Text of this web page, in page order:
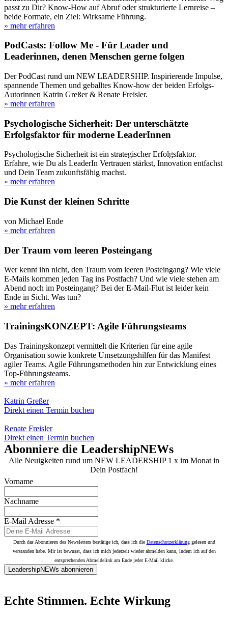
passt zu Dir? Know-How auf Abruf oder strukturierte Lernreise –
beide Formate, ein Ziel: Wirksame Führung.
» mehr erfahren
PodCasts: Follow Me - Für Leader und
Leaderinnen, denen Menschen gerne folgen
Der PodCast rund um NEW LEADERSHIP. Inspirierende Impulse,
spannende Themen und geballtes Know-how der beiden Erfolgs-
Autorinnen Katrin Greßer & Renate Freisler.
» mehr erfahren
Psychologische Sicherheit: Der unterschätzte
Erfolgsfaktor für moderne LeaderInnen
Psychologische Sicherheit ist ein strategischer Erfolgsfaktor.
Erfahre, wie Du als LeaderIn Vertrauen stärkst, Innovation entfachst
und Dein Team zukunftsfähig machst.
» mehr erfahren
Die Kunst der kleinen Schritte
von Michael Ende
» mehr erfahren
Der Traum vom leeren Posteingang
Wer kennt ihn nicht, den Traum vom leeren Posteingang? Wie viele
E-Mails kommen jeden Tag ins Postfach? Und wie viele stehen am
Abend noch im Posteingang? Bei der E-Mail-Flut ist leider kein
Ende in Sicht. Was tun?
» mehr erfahren
TrainingsKONZEPT: Agile Führungsteams
Das Trainingskonzept vermittelt die Kriterien für eine agile
Organisation sowie konkrete Umsetzungshilfen für das Manifest
agiler Teams. Agile Führungsmethoden hin zur Entwicklung eines
Top-Führungsteams.
» mehr erfahren
Katrin Greßer
Direkt einen Termin buchen
Renate Freisler
Direkt einen Termin buchen
Abonniere die LeadershipNEWs
Alle Neuigkeiten rund um NEW LEADERSHIP 1 x im Monat in
Dein Postfach!
Vorname
Nachname
E-Mail Adresse *
Durch das Abonnieren des Newsletters bestätige ich, dass ich die Datenschutzerklärunggelesen und
verstanden habe. Mir ist bewusst, dass ich mich jederzeit wieder abmelden kann, indem ich auf den
entsprechenden Abmeldelink am Ende jeder E-Mail klicke.
LeadershipNEWs abonnieren
Echte Stimmen. Echte Wirkung